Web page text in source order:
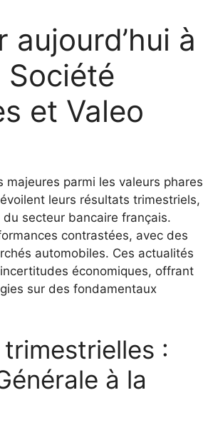
à
Société
et Valeo
majeures parmi les valeurs phares
leurs résultats trimestriels,
secteur bancaire français.
contrastées, avec des
automobiles. Ces actualités
économiques, offrant
sur des fondamentaux
:
à la